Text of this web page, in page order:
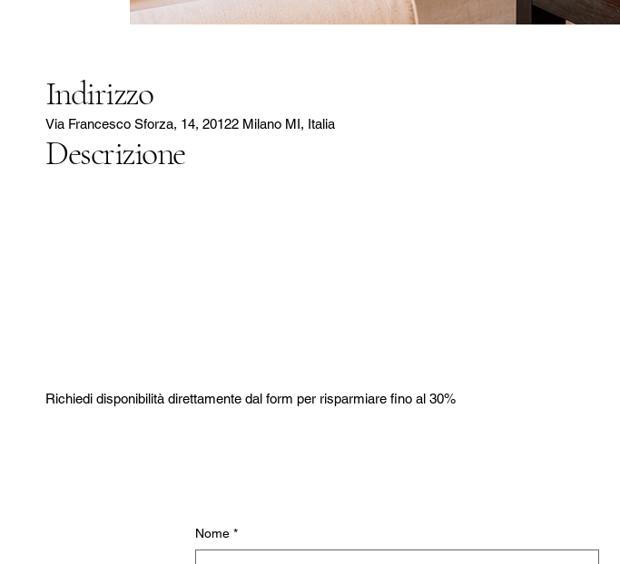
Indirizzo
Via Francesco Sforza, 14, 20122 Milano MI, Italia
Descrizione
Richiedi disponibilità direttamente dal form per risparmiare fino al 30%
Nome *